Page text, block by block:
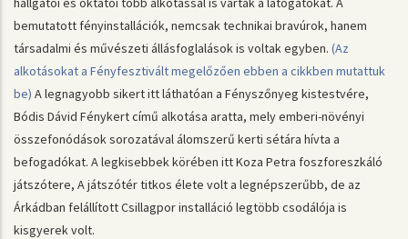
bemutatott fényinstallációk, nemcsak technikai bravúrok, hanem
társadalmi és művészeti állásfoglalások is voltak egyben. (Az
alkotásokat a Fényfesztivált megelőzően ebben a cikkben mutattuk
be) A legnagyobb sikert itt láthatóan a Fényszőnyeg kistestvére,
Bódis Dávid Fénykert című alkotása aratta, mely emberi-növényi
összefonódások sorozatával álomszerű kerti sétára hívta a
befogadókat. A legkisebbek körében itt Koza Petra foszforeszkáló
játszótere, A játszótér titkos élete volt a legnépszerűbb, de az
Árkádban felállított Csillagpor installáció legtöbb csodálója is
kisgyerek volt.